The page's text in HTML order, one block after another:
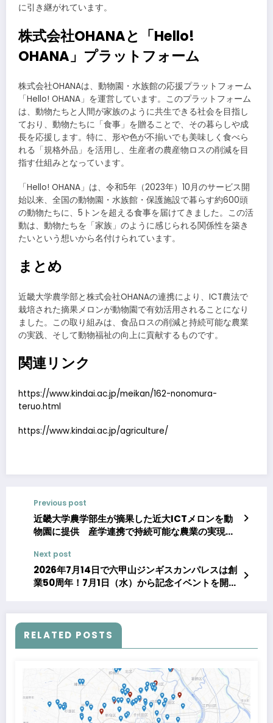
に引き継がれています。
株式会社OHANAと「Hello!
OHANA」プラットフォーム
株式会社OHANAは、動物園・水族館の応援プラットフォーム
「Hello! OHANA」を運営しています。このプラットフォーム
は、動物たちと人間が家族のように共生できる社会を目指し
ており、動物たちに「食事」を贈ることで、その暮らしや成
長を応援します。特に、形や色が不揃いでも美味しく食べら
れる「規格外品」を活用し、生産者の農産物ロスの削減を目
指す仕組みとなっています。
「Hello! OHANA」は、令和5年（2023年）10月のサービス開
始以来、全国の動物園・水族館・保護施設で暮らす約600頭
の動物たちに、5トンを超える食事を届けてきました。この活
動は、動物たちを「家族」のように感じられる関係性を築き
たいという想いから名付けられています。
まとめ
近畿大学農学部と株式会社OHANAの連携により、ICT農法で
栽培された摘果メロンが動物園で有効活用されることになり
ました。この取り組みは、食品ロスの削減と持続可能な農業
の実践、そして動物福祉の向上に貢献するものです。
関連リンク
https://www.kindai.ac.jp/meikan/162-nonomura-
teruo.html
https://www.kindai.ac.jp/agriculture/
Previous post
近畿大学農学部生が摘果した近大ICTメロンを動
物園に提供 産学連携で持続可能な農業の実現を
Next post
2026年7月14日で六甲山ジンギスカンパレスは創
業50周年！7月1日（水）から記念イベントを開
RELATED POSTS